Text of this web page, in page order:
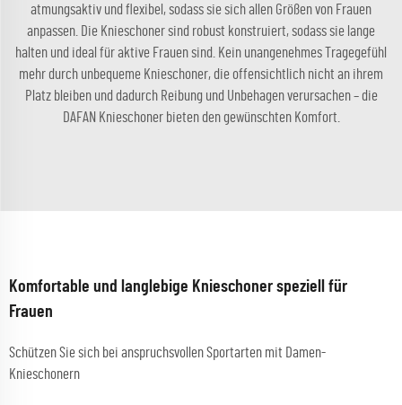
atmungsaktiv und flexibel, sodass sie sich allen Größen von Frauen
anpassen. Die Knieschoner sind robust konstruiert, sodass sie lange
halten und ideal für aktive Frauen sind. Kein unangenehmes Tragegefühl
mehr durch unbequeme Knieschoner, die offensichtlich nicht an ihrem
Platz bleiben und dadurch Reibung und Unbehagen verursachen – die
DAFAN Knieschoner bieten den gewünschten Komfort.
Komfortable und langlebige Knieschoner speziell für
Frauen
Schützen Sie sich bei anspruchsvollen Sportarten mit Damen-
Knieschonern